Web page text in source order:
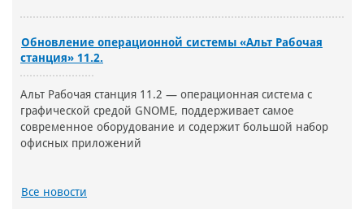
Обновление операционной системы «Альт Рабочая
станция» 11.2.
Альт Рабочая станция 11.2 — операционная система с
графической средой GNOME, поддерживает самое
современное оборудование и содержит большой набор
офисных приложений
Все новости